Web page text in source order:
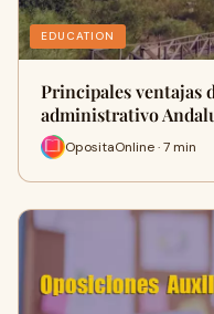
EDUCATION
Principales ventajas
administrativo
OpositaOnline · 7 min